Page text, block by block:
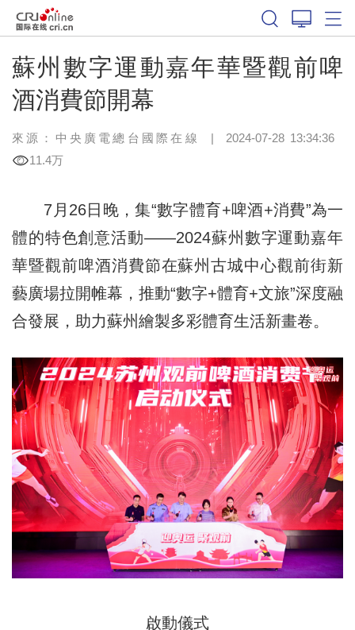
蘇州數字運動嘉年華暨觀前啤
酒消費節開幕
來源：中央廣電總台國際在線 | 2024-07-28 13:34:36
11.4万
7月26日晚，集“數字體育+啤酒+消費”為一
體的特色創意活動——2024蘇州數字運動嘉年
華暨觀前啤酒消費節在蘇州古城中心觀前街新
藝廣場拉開帷幕，推動“數字+體育+文旅”深度融
合發展，助力蘇州繪製多彩體育生活新畫卷。
啟動儀式